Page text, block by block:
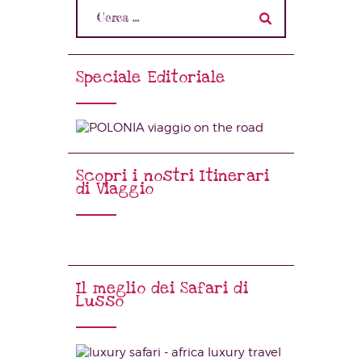
Speciale Editoriale
Scopri i nostri Itinerari
di Viaggio
Il meglio dei Safari di
Lusso